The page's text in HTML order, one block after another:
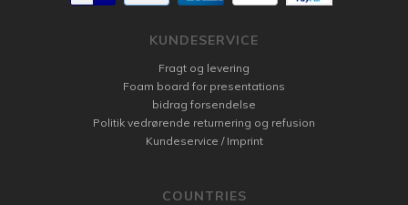
KUNDESERVICE
Fragt og levering
Foam board for presentations
bidrag forsendelse
Politik vedrørende returnering og refusion
Kundeservice / Imprint
COUNTRIES